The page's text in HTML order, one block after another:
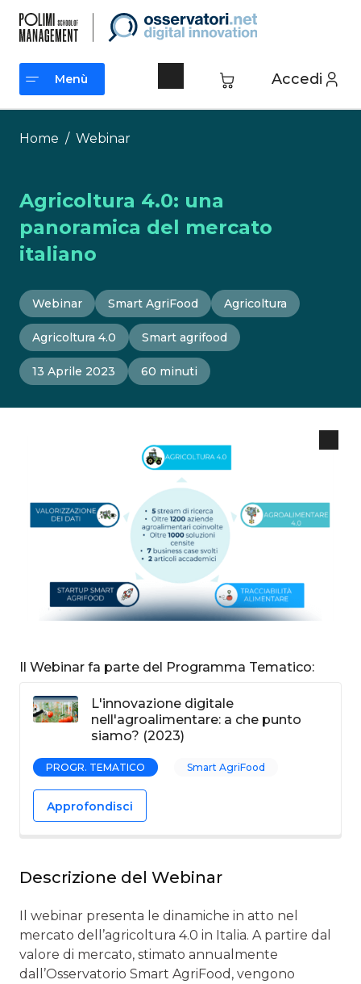
contenuto
Accedi
Menù
Menù
Home / Webinar
Agricoltura 4.0: una
panoramica del mercato
italiano
Webinar Smart AgriFood Agricoltura
Agricoltura 4.0 Smart agrifood
13 Aprile 2023 60 minuti
Il Webinar fa parte del Programma Tematico:
L'innovazione digitale
nell'agroalimentare: a che punto
siamo? (2023)
PROGR. TEMATICO Smart AgriFood
Approfondisci
Descrizione del Webinar
Il webinar presenta le dinamiche in atto nel
mercato dell’agricoltura 4.0 in Italia. A partire dal
valore di mercato, stimato annualmente
dall’Osservatorio Smart AgriFood, vengono